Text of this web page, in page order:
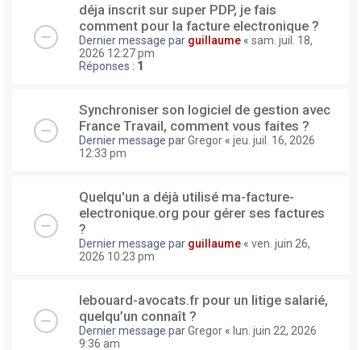
déja inscrit sur super PDP, je fais
comment pour la facture electronique ?
Dernier message par guillaume « sam. juil. 18,
2026 12:27 pm
Réponses : 1
Synchroniser son logiciel de gestion avec
France Travail, comment vous faites ?
Dernier message parGregor « jeu. juil. 16, 2026
12:33 pm
Quelqu'un a déjà utilisé ma-facture-
electronique.org pour gérer ses factures
?
Dernier message par guillaume « ven. juin 26,
2026 10:23 pm
lebouard-avocats.fr pour un litige salarié,
quelqu’un connaît ?
Dernier message parGregor « lun. juin 22, 2026
9:36 am